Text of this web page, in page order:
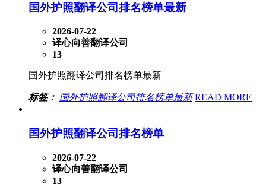
国外护照翻译公司排名榜单最新
2026-07-22
译心向善翻译公司
13
国外护照翻译公司排名榜单最新
标签： 国外护照翻译公司排名榜单最新 READ MORE
国外护照翻译公司排名榜单
2026-07-22
译心向善翻译公司
13